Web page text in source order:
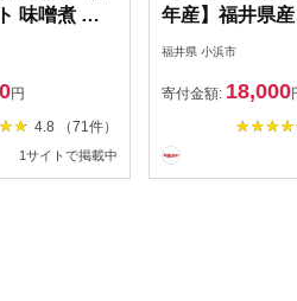
味噌煮 水
缶数】【着
バ缶 さば
市 キャンプ
時短調理 ギ
缶詰 水煮
円
4.8 （71件）
1サイトで掲載中
年産】福井県
精米 5kg（ビ
お米 米 白米 こ
リ 小浜市 / シ
[BFAV001
BFAV010]
福井県 小浜市
寄付金額: 18,000